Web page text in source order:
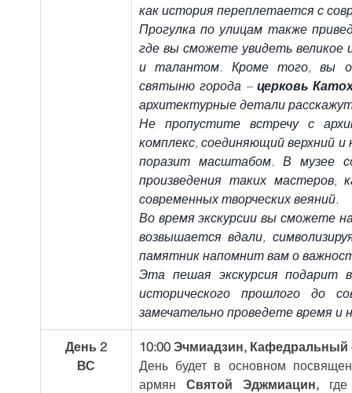
как история переплетается с
Прогулка по улицам также
где вы сможете увидеть
и талантом. Кроме того, вы
святыню города – церковь
архитектурные детали
Не пропустите встречу с
комплекс, соединяющий верхний
поразит масштабом. В музее
произведения таких
современных творческих веяний.
Во время экскурсии вы сможете
возвышается вдали,
памятник напомнит вам о
Эта пешая экскурсия подарит
исторического прошлого до
замечательно проведете время и
День 2
ВС
10:00 Эчмиадзин, Кафедральный
День будет в основном
армян Святой Эджмиацин,